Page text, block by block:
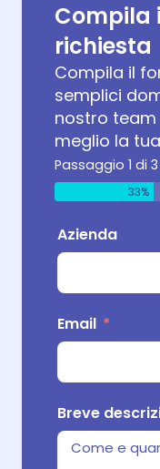
Compila
richiesta
Compila il
semplici
nostro
meglio la
Passaggio 1 di
33%
Azienda
Email
Breve